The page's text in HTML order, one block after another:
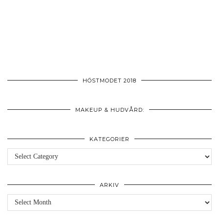
HÖSTMODET 2018
MAKEUP & HUDVÅRD:
KATEGORIER
Kategorier
ARKIV
Arkiv